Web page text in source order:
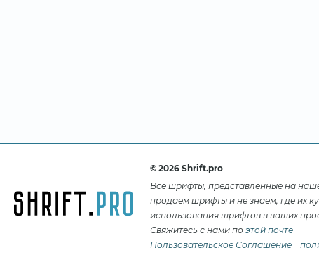
© 2026 Shrift.pro
Все шрифты, представленные на
продаем шрифты и не знаем, где их
использования шрифтов в ваших
Свяжитесь с нами по этой почте
Пользовательское Соглашение